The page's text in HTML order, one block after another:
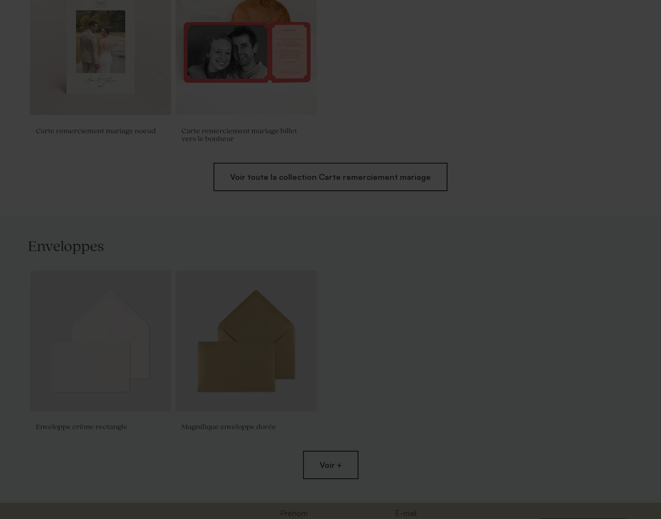
Carte remerciement mariage noeud
Carte remerciement mariage billet
vers le bonheur
Voir toute la collection Carte remerciement mariage
Enveloppes
Enveloppe crème rectangle Magnifique enveloppe dorée
Voir +
Prénom E-mail